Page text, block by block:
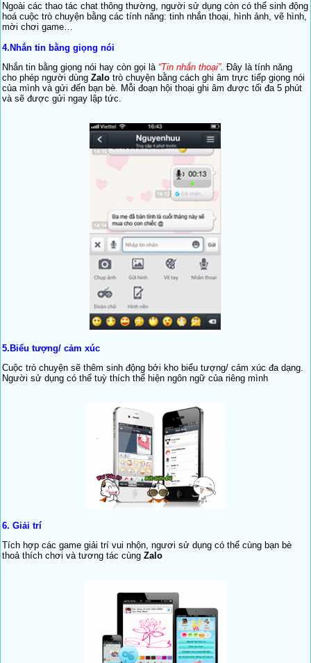
Ngoài các thao tác chat thông thường, người sử dụng còn có thể sinh động
hoá cuộc trò chuyện bằng các tính năng: tinh nhắn thoại, hình ảnh, vẽ hình,
mời chơi game…
4.Nhắn tin bằng giọng nói
Nhắn tin bằng giọng nói hay còn gọi là “Tin nhắn thoại”. Đây là tính năng
cho phép người dùng Zalo trò chuyện bằng cách ghi âm trực tiếp giọng nói
của mình và gửi đến bạn bè. Mỗi đoạn hội thoại ghi âm được tối đa 5 phút
và sẽ được gửi ngay lập tức.
5.Biểu tượng/ cảm xúc
Cuộc trò chuyện sẽ thêm sinh động bởi kho biểu tượng/ cảm xúc đa dạng.
Người sử dụng có thể tuỳ thích thể hiện ngôn ngữ của riêng mình
6. Giải trí
Tích hợp các game giải trí vui nhộn, ngươi sử dụng có thể cùng bạn bè
thoả thích chơi và tương tác cùng Zalo